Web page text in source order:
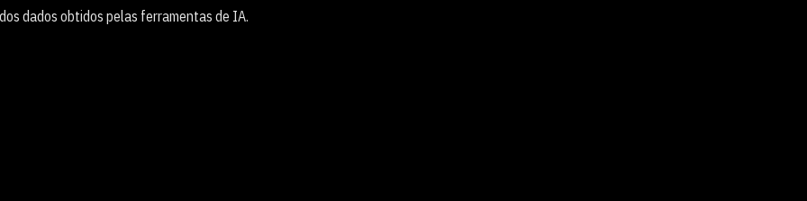
dados obtidos pelas ferramentas de IA.